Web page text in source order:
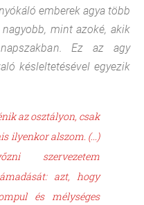
emberek agya több
mint azoké, akik
Ez az agy
késleltetésével egyezik
az osztályon, csak
ilyenkor alszom. (...)
szervezetem
azt, hogy
és mélységes